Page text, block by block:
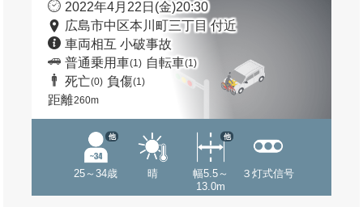
2022年4月22日(金)20:30
広島市中区本川町三丁目 付近
車両相互 小破事故
普通乗用車(1) 自転車(1)
死亡(0) 負傷(1)
距離260m
25～34歳
他
晴
幅5.5～
13.0m
他
３灯式信号